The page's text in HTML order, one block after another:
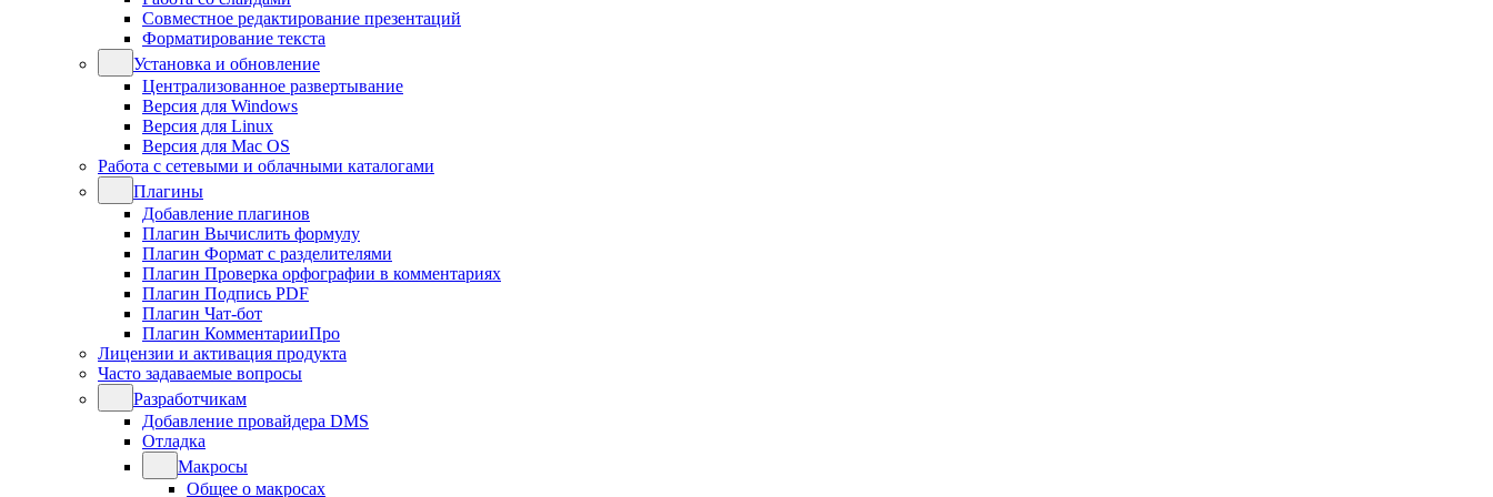
Совместное редактирование презентаций
Форматирование текста
Установка и обновление
Централизованное развертывание
Версия для Windows
Версия для Linux
Версия для Mac OS
Работа с сетевыми и облачными каталогами
Плагины
Добавление плагинов
Плагин Вычислить формулу
Плагин Формат с разделителями
Плагин Проверка орфографии в комментариях
Плагин Подпись PDF
Плагин Чат-бот
Плагин КомментарииПро
Лицензии и активация продукта
Часто задаваемые вопросы
Разработчикам
Добавление провайдера DMS
Отладка
Макросы
Общее о макросах